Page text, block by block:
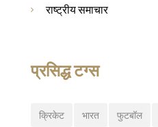
राष्ट्रीय समाचार
प्रसिद्ध टग्स
क्रिकेट भारत फुटबॉल